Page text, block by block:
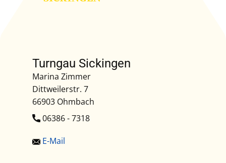
Turngau Sickingen
Marina Zimmer
Dittweilerstr. 7
66903 Ohmbach
​06386 - 7318
E-Mail